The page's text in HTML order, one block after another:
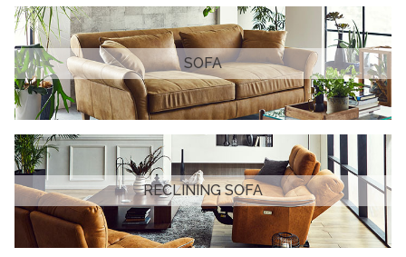
SOFA
RECLINING SOFA